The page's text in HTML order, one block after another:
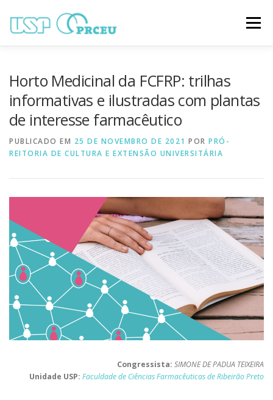
para
Menu
TRABALHOS ONLINE PROGRAMAÇÃO
Horto Medicinal da FCFRP: trilhas
informativas e ilustradas com plantas
de interesse farmacêutico
PUBLICADO EM 25 DE NOVEMBRO DE 2021 POR PRÓ-
REITORIA DE CULTURA E EXTENSÃO UNIVERSITÁRIA
Congressista: SIMONE DE PADUA TEIXEIRA
Unidade USP: Faculdade de Ciências Farmacêuticas de Ribeirão Preto